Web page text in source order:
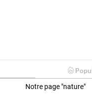
Notre page "nature"